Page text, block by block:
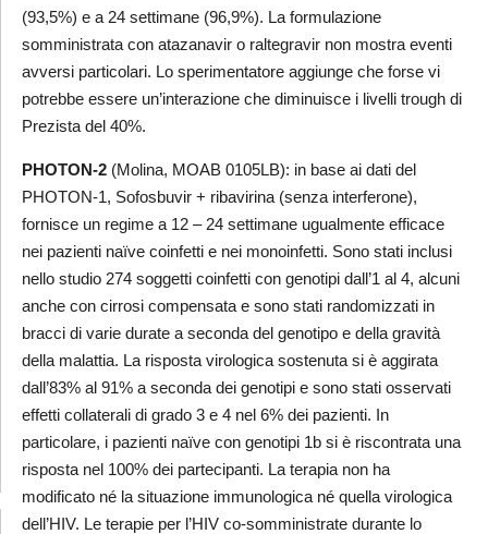
(93,5%) e a 24 settimane (96,9%). La formulazione
somministrata con atazanavir o raltegravir non mostra eventi
avversi particolari. Lo sperimentatore aggiunge che forse vi
potrebbe essere un’interazione che diminuisce i livelli trough di
Prezista del 40%.
PHOTON-2 (Molina, MOAB 0105LB): in base ai dati del
PHOTON-1, Sofosbuvir + ribavirina (senza interferone),
fornisce un regime a 12 – 24 settimane ugualmente efficace
nei pazienti naïve coinfetti e nei monoinfetti. Sono stati inclusi
nello studio 274 soggetti coinfetti con genotipi dall’1 al 4, alcuni
anche con cirrosi compensata e sono stati randomizzati in
bracci di varie durate a seconda del genotipo e della gravità
della malattia. La risposta virologica sostenuta si è aggirata
dall’83% al 91% a seconda dei genotipi e sono stati osservati
effetti collaterali di grado 3 e 4 nel 6% dei pazienti. In
particolare, i pazienti naïve con genotipi 1b si è riscontrata una
risposta nel 100% dei partecipanti. La terapia non ha
modificato né la situazione immunologica né quella virologica
dell’HIV. Le terapie per l’HIV co-somministrate durante lo